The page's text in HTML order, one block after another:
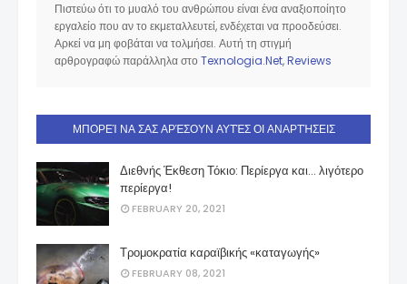
Πιστεύω ότι το μυαλό του ανθρώπου είναι ένα αναξιοποίητο
εργαλείο που αν το εκμεταλλευτεί, ενδέχεται να προοδεύσει.
Αρκεί να μη φοβάται να τολμήσει. Αυτή τη στιγμή
αρθρογραφώ παράλληλα στο Texnologia.Net,Reviews
ΜΠΟΡΕΊ ΝΑ ΣΑΣ ΑΡΈΣΟΥΝ ΑΥΤΈΣ ΟΙ ΑΝΑΡΤΉΣΕΙΣ
Διεθνής Έκθεση Τόκιο: Περίεργα και... λιγότερο
περίεργα!
FEBRUARY 20, 2021
Τρομοκρατία καραϊβικής «καταγωγής»
FEBRUARY 08, 2021